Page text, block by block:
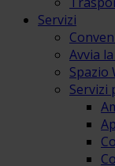
Servizi
Avvia
Spazio
Servizi